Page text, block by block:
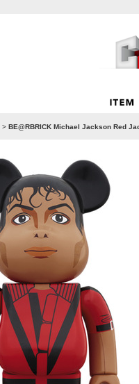
> BE@RBRICK Michael Jackson Red